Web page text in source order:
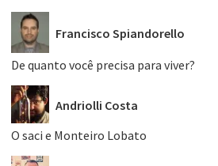
Francisco Spiandorello
De quanto você precisa para viver?
Andriolli Costa
O saci e Monteiro Lobato